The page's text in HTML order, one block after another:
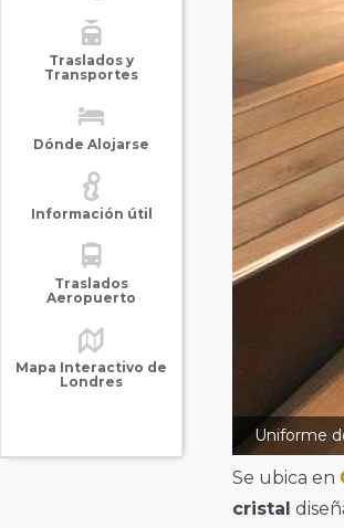
Traslados y
Transportes
Dónde Alojarse
Información útil
Traslados
Aeropuerto
Mapa Interactivo de
Londres
Uniforme
Se ubica en
cristal